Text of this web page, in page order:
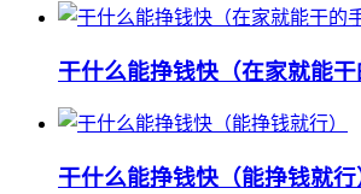
干什么能挣钱快（在家就能干
干什么能挣钱快（能挣钱就行